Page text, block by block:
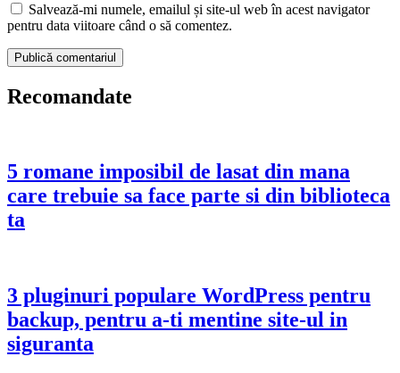
Salvează-mi numele, emailul și site-ul web în acest navigator
pentru data viitoare când o să comentez.
Recomandate
5 romane imposibil de lasat din mana
care trebuie sa face parte si din biblioteca
ta
3 pluginuri populare WordPress pentru
backup, pentru a-ti mentine site-ul in
siguranta